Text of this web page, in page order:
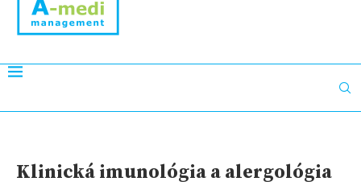
Klinická imunológia a alergológia